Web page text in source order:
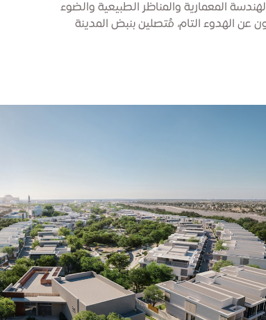
المعمارية والمناظر الطبيعية والضوء
الهدوء التام، مُتصلين بنبض المدينة